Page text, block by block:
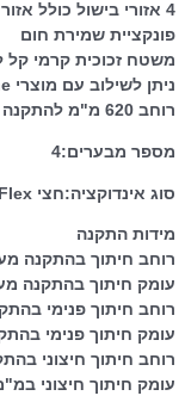
4 אזורי בישול כולל אזור בישול אחד PowerFlex של חום בהספק גבוה
פונקציית שמירת חום
משטח זכוכית קרמי קל
ניתן לשילוב עם מוצרי SmartLine
רוחב 620 מ"מ להתקנה מעל משטח או התקנה שקועה
מספר מבערים:4
סוג אינדוקציה:חצי Flex
מידות התקנה
רוחב חיתוך בהתקנה מעל
עומק חיתוך בהתקנה מעל
רוחב חיתוך פנימי בהתקנה
עומק חיתוך פנימי בהתקנה
רוחב חיתוך חיצוני בהתקנה
עומק חיתוך חיצוני במ"מ